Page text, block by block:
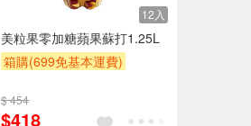
12入
美粒果零加糖蘋果蘇打1.25L
箱購(699免基本運費)
滿額9折
$ 454
$418